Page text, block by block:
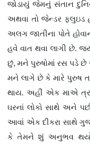
જોડાયું જેમનું સંતાન
અથવા તો જેન્ડર ફ્લુઇડ
અલગ જાતીના પોતે
હવે વાત થવા લાગી છે.
છું, મને પુરુષોમાં રસ પડે છે
મને લાગે છે કે મારે પુરુષ
થાય. અહીં એક માએ
ઘરનાં લોકો સાથે અને
આવાં એક દીકરા સાથે
કે તેમને શું અનુભવ થયો,